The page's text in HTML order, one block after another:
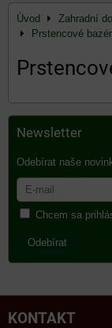
Úvod Zahradní
Prstencové
Newsletter
Odebírat naše
Chcem sa
Odebírat
KONTAKT